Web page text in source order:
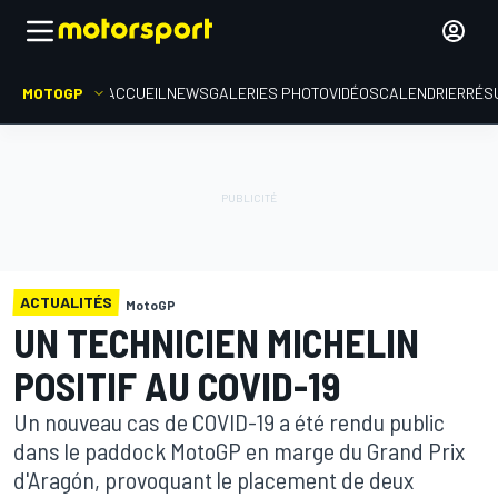
MOTOGP ACCUEIL NEWSGALERIES PHOTOVIDÉOSCALENDRIER
ACTUALITÉS MotoGP
UN TECHNICIEN MICHELIN
POSITIF AU COVID-19
Un nouveau cas de COVID-19 a été rendu public
dans le paddock MotoGP en marge du Grand Prix
d'Aragón, provoquant le placement de deux